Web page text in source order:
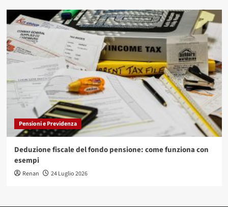
Pensioni e Previdenza
Deduzione fiscale del fondo pensione: come funziona con
esempi
Renan 24 Luglio 2026